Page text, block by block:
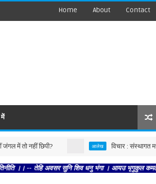
Home About Contact
में
नहीं छिपी? विचार : संस्थागत मध्यस्थता
अवसर सुनि शिव धनु भंगा । आयउ भृगुकुल कमल